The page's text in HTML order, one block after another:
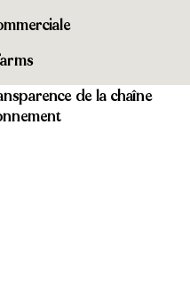
de la chaîne